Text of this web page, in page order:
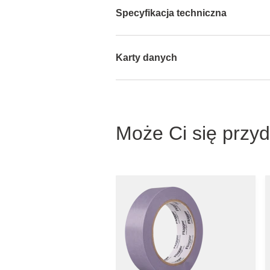
Specyfikacja techniczna
Karty danych
Może Ci się